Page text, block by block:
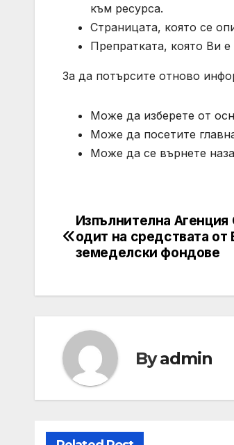
към ресурса.
Страницата, която се
Препратката, която Ви
За да потърсите отново
Може да изберете от
Може да посетите
Може да се върнете
Post
navigation
Изпълнителна
одит на средствата от
земеделски фондове
Byadmin